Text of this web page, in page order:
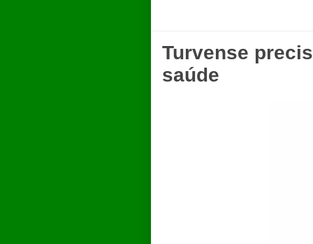
Turvense
saúde